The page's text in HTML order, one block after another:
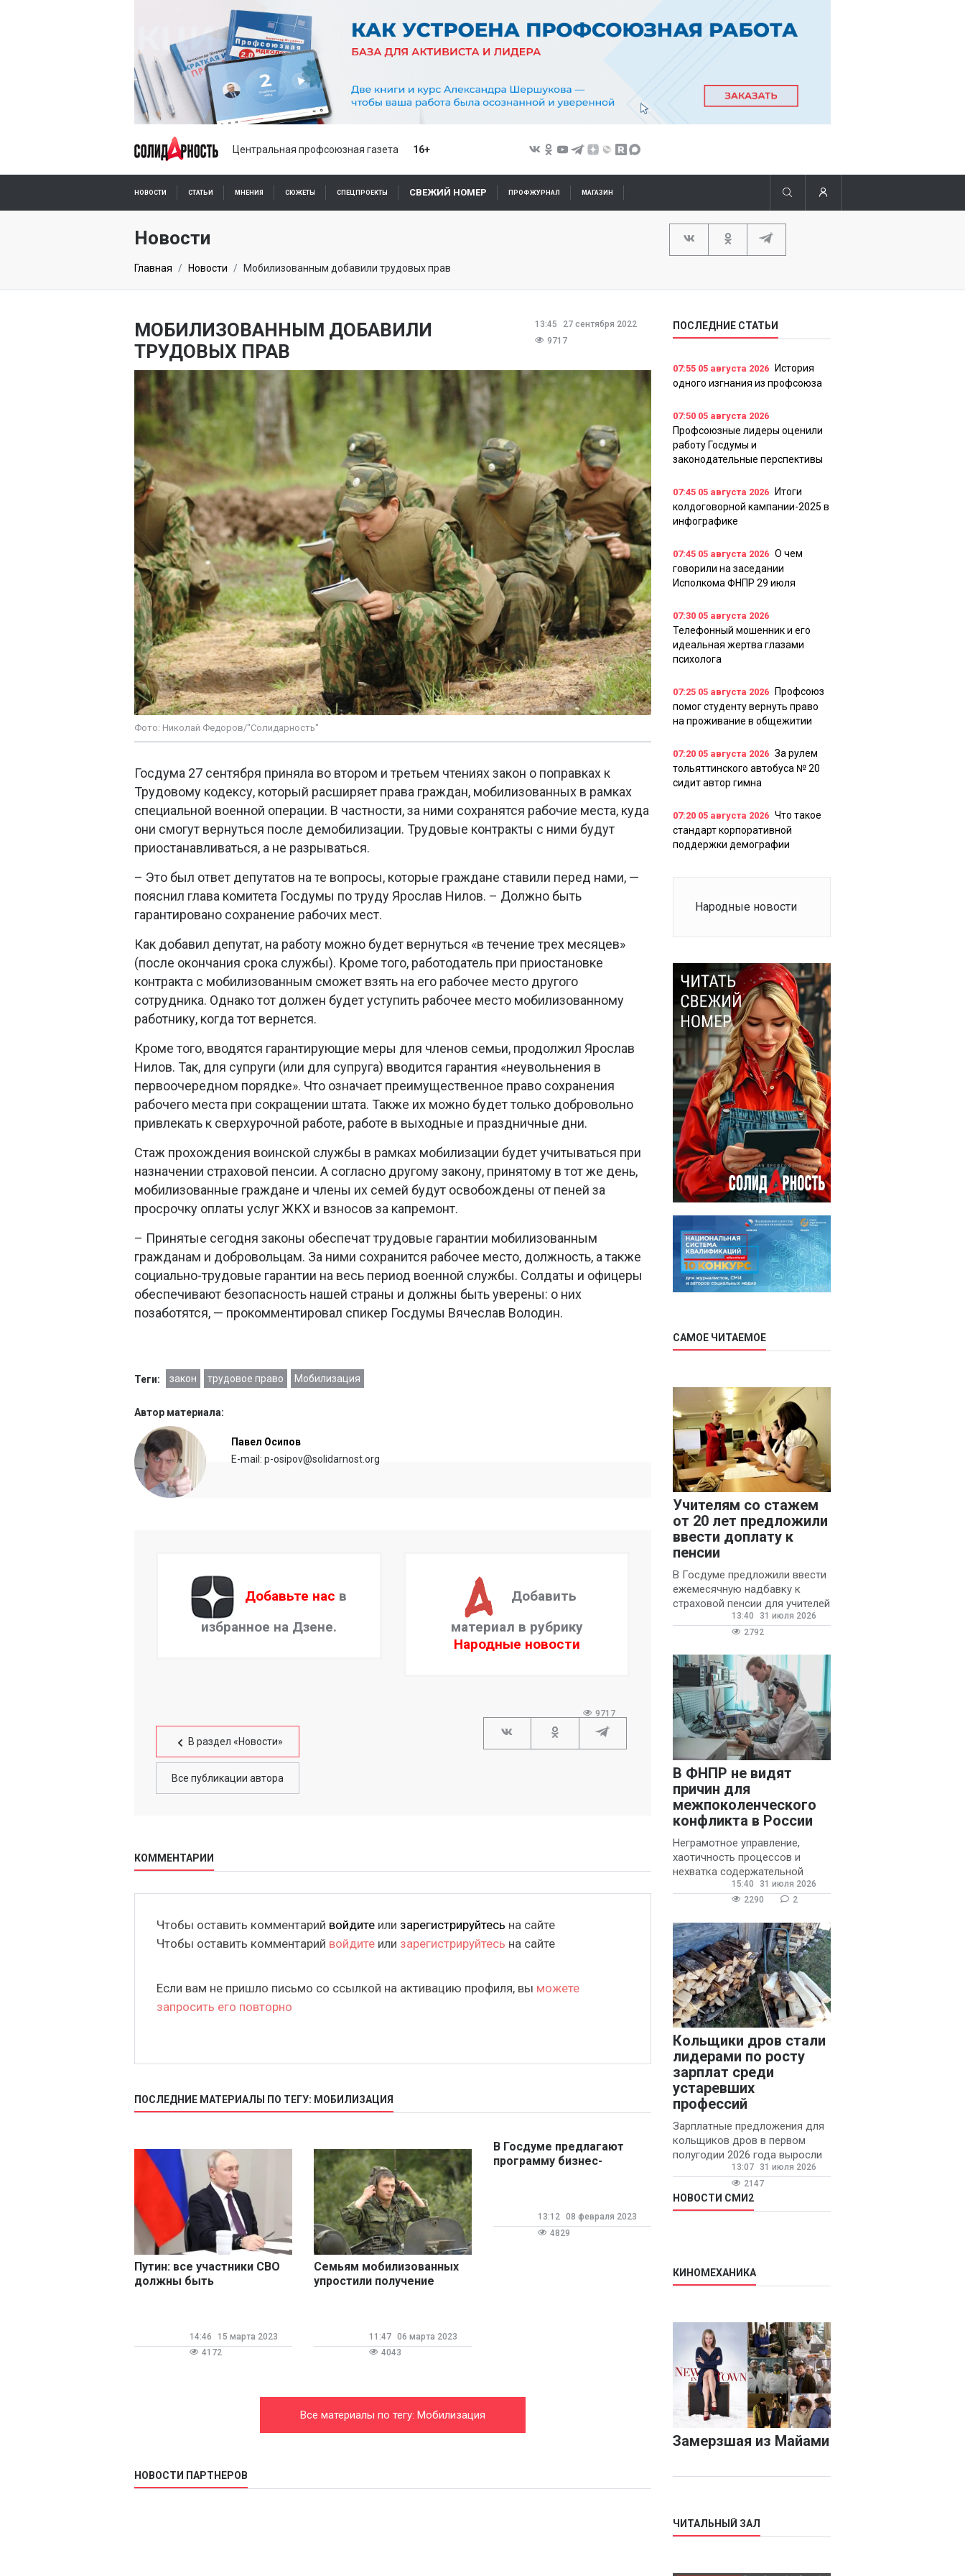
Центральная профсоюзная газета 16+
НОВОСТИ СТАТЬИ МНЕНИЯ СЮЖЕТЫ СПЕЦПРОЕКТЫ СВЕЖИЙ НОМЕР ПРОФЖУРНАЛ МАГАЗИН
ПОДПИСКА ОНЛАЙН
Новости
Главная Новости Мобилизованным добавили трудовых прав
13:45
27 сентября 2022
9717
МОБИЛИЗОВАННЫМ ДОБАВИЛИ
ТРУДОВЫХ ПРАВ
Фото: Николай Федоров/"Солидарность"
Госдума 27 сентября приняла во втором и третьем чтениях закон о поправках к
Трудовому кодексу, который расширяет права граждан, мобилизованных в рамках
специальной военной операции. В частности, за ними сохранятся рабочие места, куда
они смогут вернуться после демобилизации. Трудовые контракты с ними будут
приостанавливаться, а не разрываться.
– Это был ответ депутатов на те вопросы, которые граждане ставили перед нами, —
пояснил глава комитета Госдумы по труду Ярослав Нилов. – Должно быть
гарантировано сохранение рабочих мест.
Как добавил депутат, на работу можно будет вернуться «в течение трех месяцев»
(после окончания срока службы). Кроме того, работодатель при приостановке
контракта с мобилизованным сможет взять на его рабочее место другого
сотрудника. Однако тот должен будет уступить рабочее место мобилизованному
работнику, когда тот вернется.
Кроме того, вводятся гарантирующие меры для членов семьи, продолжил Ярослав
Нилов. Так, для супруги (или для супруга) вводится гарантия «неувольнения в
первоочередном порядке». Что означает преимущественное право сохранения
рабочего места при сокращении штата. Также их можно будет только добровольно
привлекать к сверхурочной работе, работе в выходные и праздничные дни.
Стаж прохождения воинской службы в рамках мобилизации будет учитываться при
назначении страховой пенсии. А согласно другому закону, принятому в тот же день,
мобилизованные граждане и члены их семей будут освобождены от пеней за
просрочку оплаты услуг ЖКХ и взносов за капремонт.
– Принятые сегодня законы обеспечат трудовые гарантии мобилизованным
гражданам и добровольцам. За ними сохранится рабочее место, должность, а также
социально-трудовые гарантии на весь период военной службы. Солдаты и офицеры
обеспечивают безопасность нашей страны и должны быть уверены: о них
позаботятся, — прокомментировал спикер Госдумы Вячеслав Володин.
Теги: закон трудовое право Мобилизация
Автор материала:
Павел Осипов
E-mail: p-osipov@solidarnost.org
Добавьте нас в
избранное на Дзене.
Добавить
материал в рубрику
Народные новости
В раздел «Новости»
Все публикации автора
9717
КОММЕНТАРИИ
Чтобы оставить комментарий войдите или зарегистрируйтесь на сайте
Чтобы оставить комментарий войдите или зарегистрируйтесь на сайте
Если вам не пришло письмо со ссылкой на активацию профиля, вы можете
запросить его повторно
ПОСЛЕДНИЕ МАТЕРИАЛЫ ПО ТЕГУ: МОБИЛИЗАЦИЯ
Путин: все участники СВО
должны быть
14:46
15 марта 2023
4172
Семьям мобилизованных
упростили получение
11:47 06 марта 2023
4043
В Госдуме предлагают
программу бизнес-
13:12 08 февраля 2023
4829
Все материалы по тегу: Мобилизация
НОВОСТИ ПАРТНЕРОВ
ПОСЛЕДНИЕ СТАТЬИ
07:55 05 августа 2026
История
одного изгнания из профсоюза
07:50 05 августа 2026
Профсоюзные лидеры оценили
работу Госдумы и
законодательные перспективы
07:45 05 августа 2026
Итоги
колдоговорной кампании-2025 в
инфографике
07:45 05 августа 2026 О чем
говорили на заседании
Исполкома ФНПР 29 июля
07:30 05 августа 2026
Телефонный мошенник и его
идеальная жертва глазами
психолога
07:25 05 августа 2026
Профсоюз
помог студенту вернуть право
на проживание в общежитии
07:20 05 августа 2026 За рулем
тольяттинского автобуса № 20
сидит автор гимна
07:20 05 августа 2026 Что такое
стандарт корпоративной
поддержки демографии
Народные новости
САМОЕ ЧИТАЕМОЕ
Учителям со стажем
от 20 лет предложили
ввести доплату к
пенсии
В Госдуме предложили ввести
ежемесячную надбавку к
страховой пенсии для учителей
государственных и
муниципальных школ со
13:40
31 июля 2026
2792
В ФНПР не видят
причин для
межпоколенческого
конфликта в России
Неграмотное управление,
хаотичность процессов и
нехватка содержательной
обратной связи от
руководителя являются
конфликтов и раздражения в
15:40
31 июля 2026
2290
2
Кольщики дров стали
лидерами по росту
зарплат среди
устаревших
профессий
Зарплатные предложения для
кольщиков дров в первом
полугодии 2026 года выросли
на 58% - 62 тысяч рублей в
месяц, сообщает агентство
«Прайм».
13:07
31 июля 2026
2147
НОВОСТИ СМИ2
КИНОМЕХАНИКА
Замерзшая из Майами
ЧИТАЛЬНЫЙ ЗАЛ